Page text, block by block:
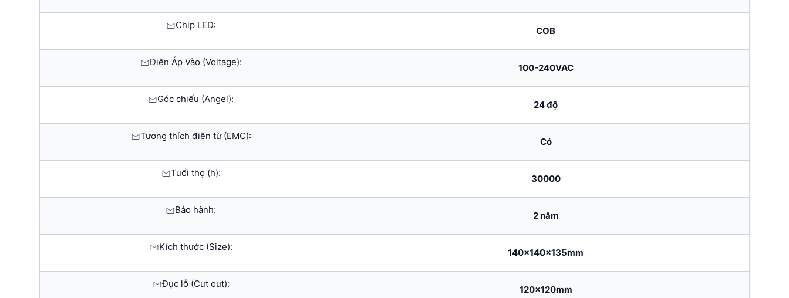
Chip LED:
COB
Điện Áp Vào (Voltage):
100-240VAC
Góc chiếu (Angel):
24 độ
Tương thích điện từ (EMC):
Có
Tuổi thọ (h):
30000
Bảo hành:
2 năm
Kích thước (Size):
140x140x135mm
Đục lỗ (Cut out):
120x120mm